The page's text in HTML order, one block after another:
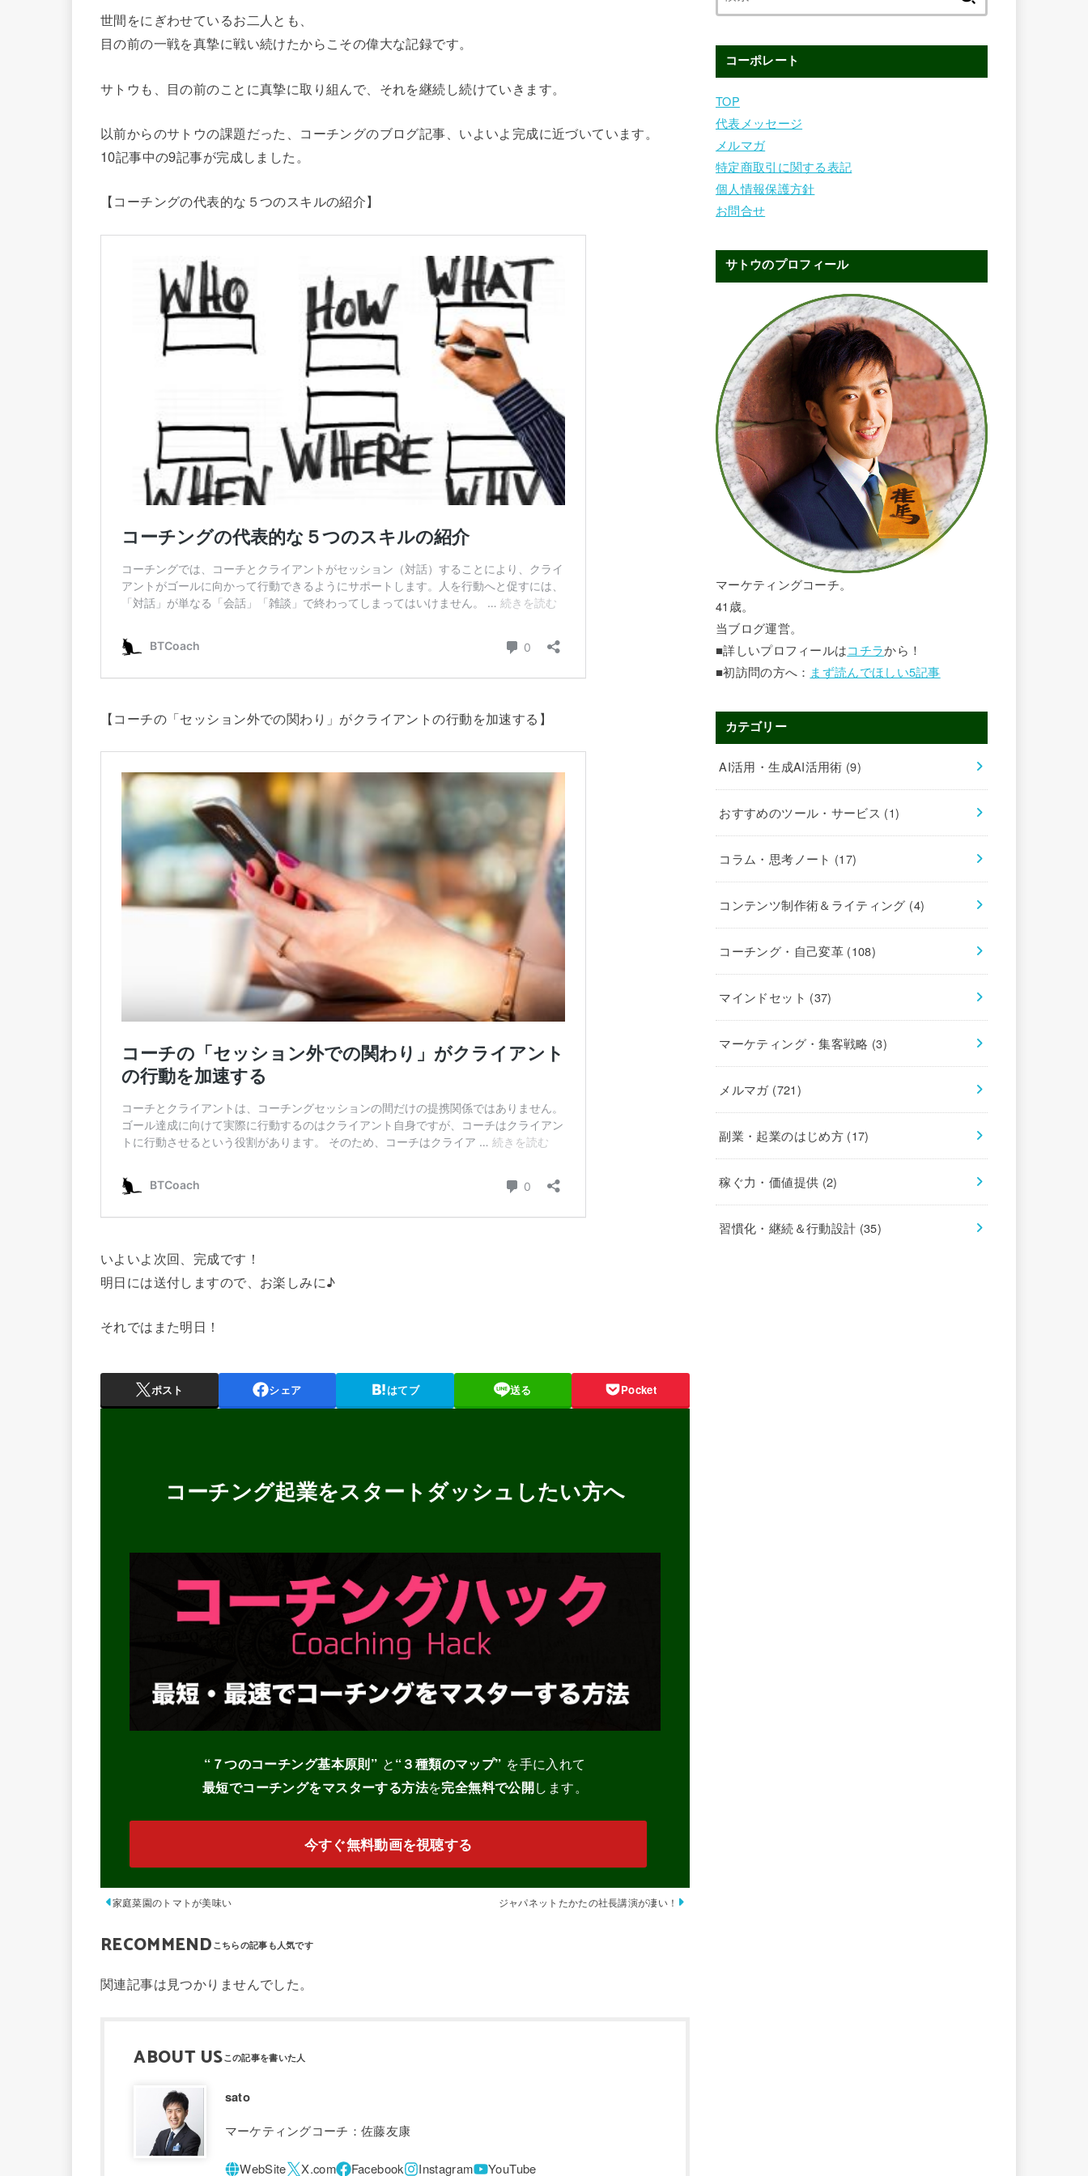
世間をにぎわせているお二人とも、
目の前の一戦を真摯に戦い続けたからこその偉大な記録です。
サトウも、目の前のことに真摯に取り組んで、それを継続し続けていきます。
以前からのサトウの課題だった、コーチングのブログ記事、いよいよ完成に近づいています。
10記事中の9記事が完成しました。
【コーチングの代表的な５つのスキルの紹介】
【コーチの「セッション外での関わり」がクライアントの行動を加速する】
いよいよ次回、完成です！
明日には送付しますので、お楽しみに♪
それではまた明日！
ポスト シェア はてブ 送る Pocket
コーチング起業をスタートダッシュしたい方へ
“７つのコーチング基本原則” と“３種類のマップ” を手に入れて
最短でコーチングをマスターする方法を完全無料で公開します。
今すぐ無料動画を視聴する
家庭菜園のトマトが美味い ジャパネットたかたの社長講演が凄い！
RECOMMEND
関連記事は見つかりませんでした。
ABOUT US
sato
マーケティングコーチ：佐藤友康
コーポレート
TOP
代表メッセージ
メルマガ
特定商取引に関する表記
個人情報保護方針
お問合せ
サトウのプロフィール
マーケティングコーチ。
41歳。
当ブログ運営。
■詳しいプロフィールはコチラから！
■初訪問の方へ： まず読んでほしい5記事
カテゴリー
AI活用・生成AI活用術 (9)
おすすめのツール・サービス (1)
コラム・思考ノート (17)
コンテンツ制作術＆ライティング (4)
コーチング・自己変革 (108)
マインドセット (37)
マーケティング・集客戦略 (3)
メルマガ (721)
副業・起業のはじめ方 (17)
稼ぐ力・価値提供 (2)
習慣化・継続＆行動設計 (35)